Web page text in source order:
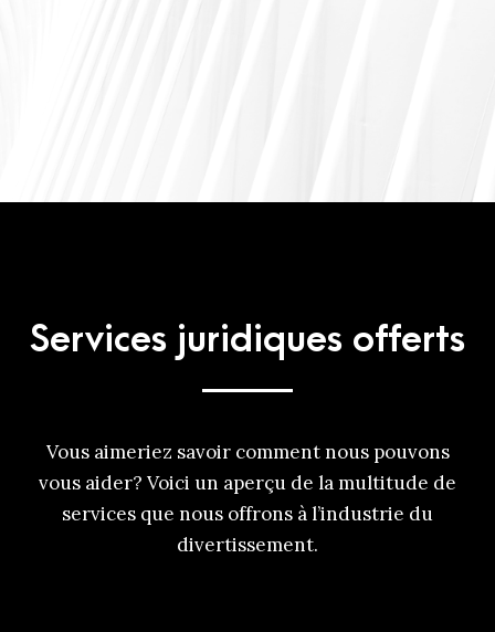
Services juridiques offerts
Vous aimeriez savoir comment nous pouvons
vous aider? Voici un aperçu de la multitude de
services que nous offrons à l’industrie du
divertissement.